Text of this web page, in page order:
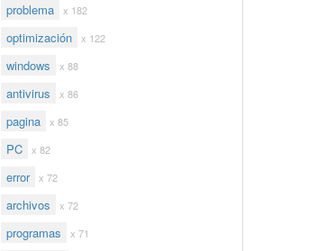
problema x 182
optimización x 122
windows x 88
antivirus x 86
pagina x 85
PC x 82
error x 72
archivos x 72
programas x 71